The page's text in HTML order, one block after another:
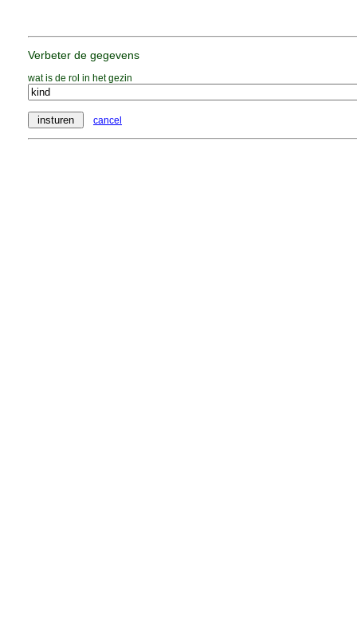
Verbeter de gegevens
wat is de rol in het gezin
cancel